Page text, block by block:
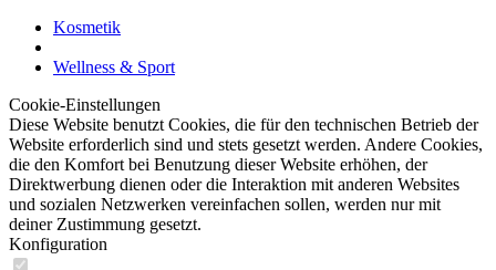
Kosmetik
Wellness & Sport
Cookie-Einstellungen
Diese Website benutzt Cookies, die für den technischen Betrieb der
Website erforderlich sind und stets gesetzt werden. Andere Cookies,
die den Komfort bei Benutzung dieser Website erhöhen, der
Direktwerbung dienen oder die Interaktion mit anderen Websites
und sozialen Netzwerken vereinfachen sollen, werden nur mit
deiner Zustimmung gesetzt.
Konfiguration